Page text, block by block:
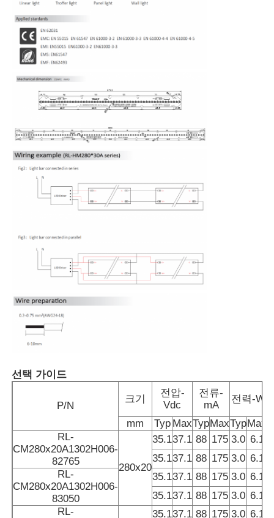
홈
제품 소개
회사 소개
공장 투어
품질 관리
모든 케이스
견적 요청
네온사인 스트립 라이트
선택 가이드
P/N
크기
전압-
Vdc
전류-
mA
전력-W
mm
Typ MaxTypMaxTypMax
RL-
CM280x20A1302H006-
82765
280x20
35.137.1 88 175 3.0 6.1
35.137.1 88 175 3.0 6.1
RL-
CM280x20A1302H006-
83050
35.137.1 88 175 3.0 6.1
35.137.1 88 175 3.0 6.1
RL-
35.137.1 88 175 3.0 6.1